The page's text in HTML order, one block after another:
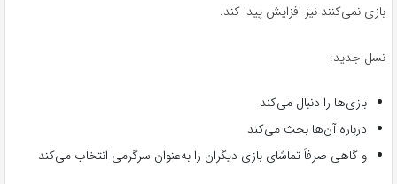
بازی نمی‌کنند نیز افزایش پیدا کند.
نسل جدید:
بازی‌ها را دنبال می‌کند
درباره آن‌ها بحث می‌کند
و گاهی صرفاً تماشای بازی دیگران را به‌عنوان سرگرمی انتخاب می‌کند